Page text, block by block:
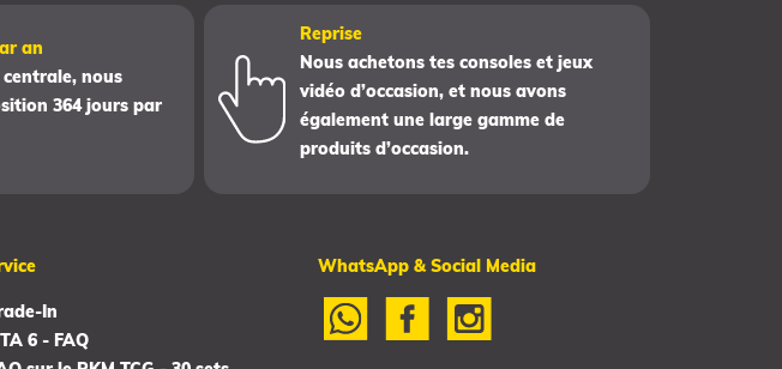
an
nous
364 jours par
Reprise
Nous achetons tes consoles et jeux
vidéo d’occasion, et nous avons
également une large gamme de
produits d’occasion.
In
6 - FAQ
WhatsApp & Social Media